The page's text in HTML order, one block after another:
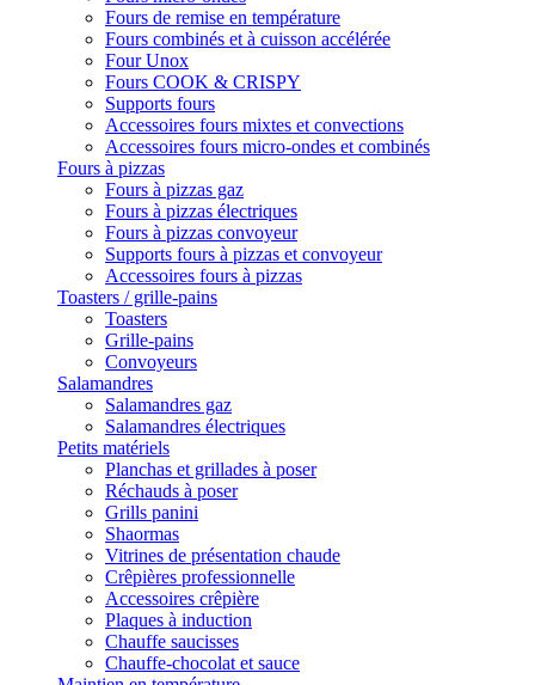
Fours de remise en température
Fours combinés et à cuisson accélérée
Four Unox
Fours COOK & CRISPY
Supports fours
Accessoires fours mixtes et convections
Accessoires fours micro-ondes et combinés
Fours à pizzas
Fours à pizzas gaz
Fours à pizzas électriques
Fours à pizzas convoyeur
Supports fours à pizzas et convoyeur
Accessoires fours à pizzas
Toasters / grille-pains
Toasters
Grille-pains
Convoyeurs
Salamandres
Salamandres gaz
Salamandres électriques
Petits matériels
Planchas et grillades à poser
Réchauds à poser
Grills panini
Shaormas
Vitrines de présentation chaude
Crêpières professionnelle
Accessoires crêpière
Plaques à induction
Chauffe saucisses
Chauffe-chocolat et sauce